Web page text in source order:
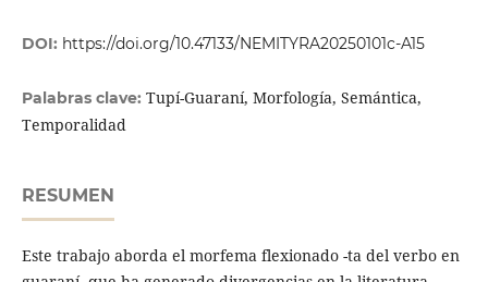
DOI: https://doi.org/10.47133/NEMITYRA20250101c-A15
Palabras clave: Tupí-Guaraní, Morfología, Semántica,
Temporalidad
RESUMEN
Este trabajo aborda el morfema flexionado -ta del verbo en